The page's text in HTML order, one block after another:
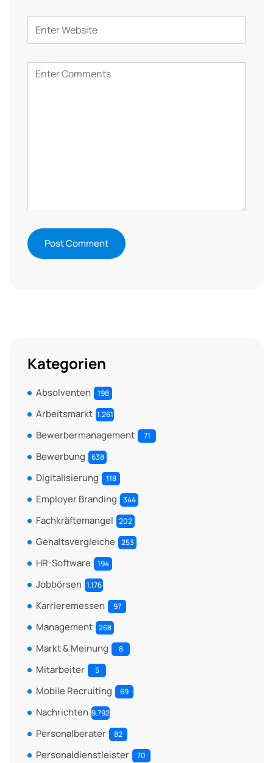
Kategorien
Absolventen 198
Arbeitsmarkt 1.261
Bewerbermanagement 71
Bewerbung 638
Digitalisierung 118
Employer Branding 344
Fachkräftemangel 202
Gehaltsvergleiche 253
HR-Software 194
Jobbörsen 1.176
Karrieremessen 97
Management 268
Markt & Meinung 8
Mitarbeiter 5
Mobile Recruiting 69
Nachrichten 9.792
Personalberater 82
Personaldienstleister 70